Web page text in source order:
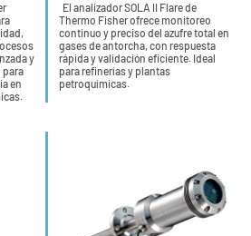
y
para
en
El analizador SOLA II Flare de
Thermo Fisher ofrece monitoreo
continuo y preciso del azufre total en
gases de antorcha, con respuesta
rápida y validación eficiente. Ideal
para refinerías y plantas
petroquímicas.